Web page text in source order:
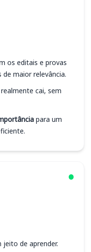
os editais e provas
maior relevância.
cai, sem
para um
jeito de aprender.